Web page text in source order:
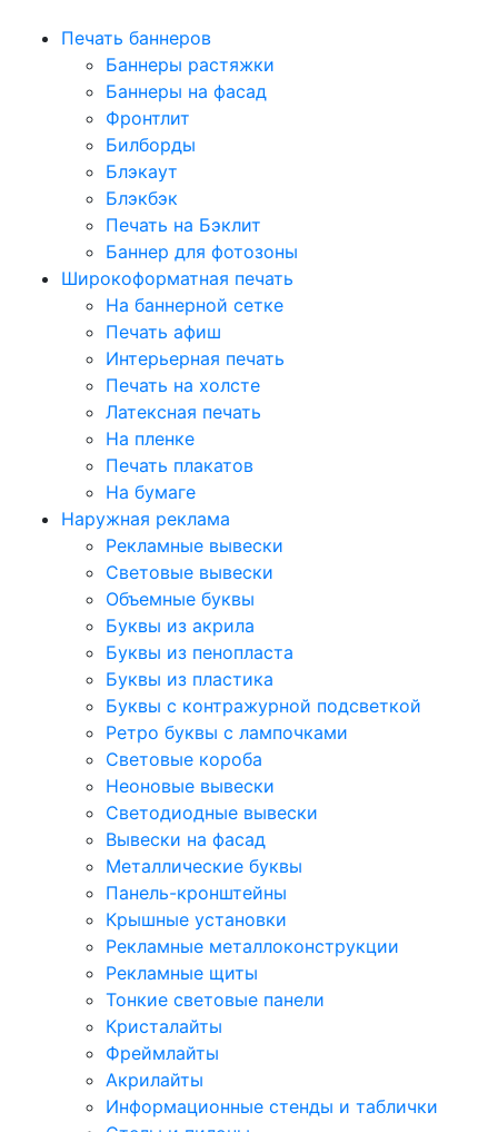
Печать баннеров
Баннеры растяжки
Баннеры на фасад
Фронтлит
Билборды
Блэкаут
Блэкбэк
Печать на Бэклит
Баннер для фотозоны
Широкоформатная печать
На баннерной сетке
Печать афиш
Интерьерная печать
Печать на холсте
Латексная печать
На пленке
Печать плакатов
На бумаге
Наружная реклама
Рекламные вывески
Световые вывески
Объемные буквы
Буквы из акрила
Буквы из пенопласта
Буквы из пластика
Буквы с контражурной подсветкой
Ретро буквы с лампочками
Световые короба
Неоновые вывески
Светодиодные вывески
Вывески на фасад
Металлические буквы
Панель-кронштейны
Крышные установки
Рекламные металлоконструкции
Рекламные щиты
Тонкие световые панели
Кристалайты
Фреймлайты
Акрилайты
Информационные стенды и таблички